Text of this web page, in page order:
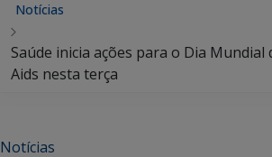
Notícias
Saúde inicia ações para o Dia Mundial
Aids nesta terça
Notícias